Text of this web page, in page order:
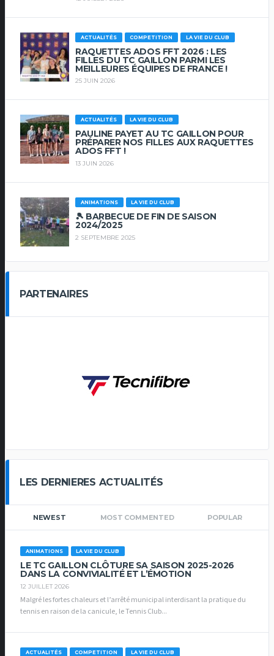
ACTUALITÉS COMPETITION LA VIE DU CLUB
RAQUETTES ADOS FFT 2026 : LES
FILLES DU TC GAILLON PARMI LES
MEILLEURES ÉQUIPES DE FRANCE !
25 JUIN 2026
ACTUALITÉS LA VIE DU CLUB
PAULINE PAYET AU TC GAILLON POUR
PRÉPARER NOS FILLES AUX RAQUETTES
ADOS FFT !
13 JUIN 2026
ANIMATIONS LA VIE DU CLUB
🎾 BARBECUE DE FIN DE SAISON
2024/2025
2 SEPTEMBRE 2025
PARTENAIRES
LES DERNIERES ACTUALITÉS
NEWEST MOST COMMENTED POPULAR
ANIMATIONS LA VIE DU CLUB
LE TC GAILLON CLÔTURE SA SAISON 2025-2026
DANS LA CONVIVIALITÉ ET L’ÉMOTION
12 JUILLET 2026
Malgré les fortes chaleurs et l’arrêté municipal interdisant la pratique du
tennis en raison de la canicule, le Tennis Club...
ACTUALITÉS COMPETITION LA VIE DU CLUB